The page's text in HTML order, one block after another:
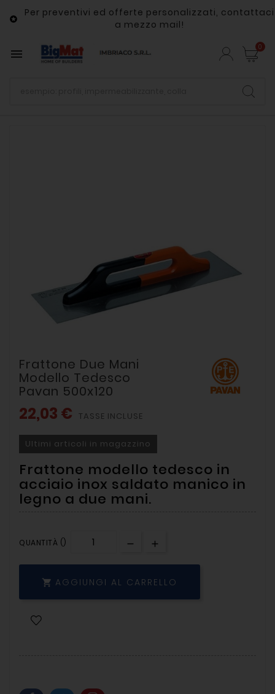

Per preventivi ed offerte personalizzati, contattaci
a mezzo mail!
 0
Frattone Due Mani
Modello Tedesco
Pavan 500x120
22,03 € TASSE INCLUSE
Ultimi articoli in magazzino
Frattone modello tedesco in
acciaio inox saldato manico in
legno a due mani.
QUANTITÀ ()
 AGGIUNGI AL CARRELLO